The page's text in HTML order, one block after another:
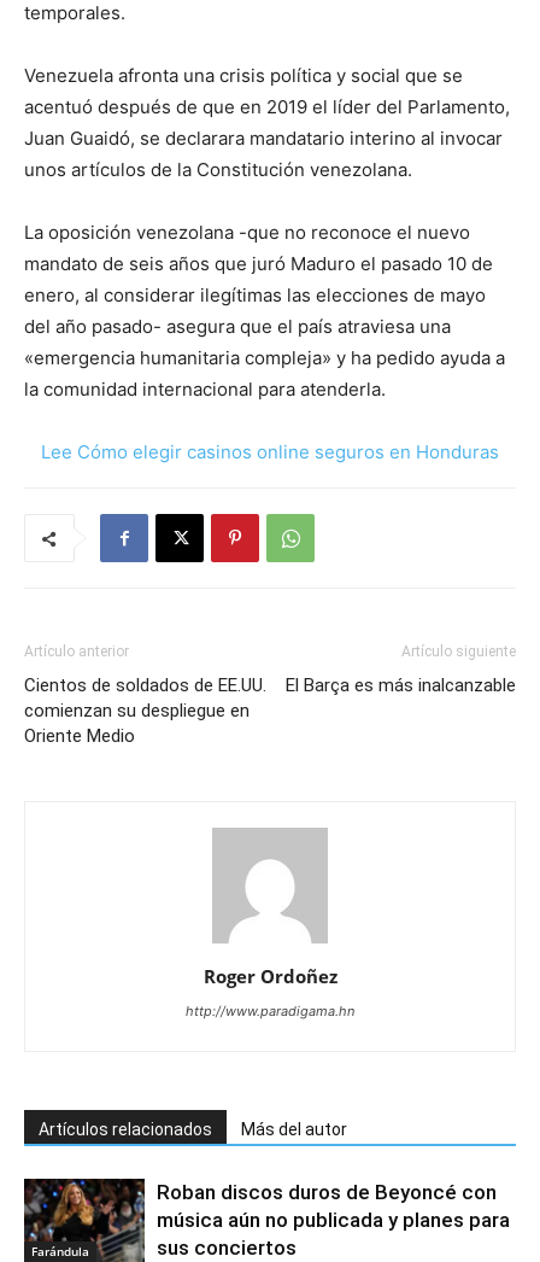
temporales.
Venezuela afronta una crisis política y social que se
acentuó después de que en 2019 el líder del Parlamento,
Juan Guaidó, se declarara mandatario interino al invocar
unos artículos de la Constitución venezolana.
La oposición venezolana -que no reconoce el nuevo
mandato de seis años que juró Maduro el pasado 10 de
enero, al considerar ilegítimas las elecciones de mayo
del año pasado- asegura que el país atraviesa una
«emergencia humanitaria compleja» y ha pedido ayuda a
la comunidad internacional para atenderla.
Lee Cómo elegir casinos online seguros en Honduras
Artículo anterior
Cientos de soldados de EE.UU.
comienzan su despliegue en
Oriente Medio
Artículo siguiente
El Barça es más inalcanzable
Roger Ordoñez
http://www.paradigama.hn
Artículos relacionados Más del autor
Farándula
Roban discos duros de Beyoncé con
música aún no publicada y planes para
sus conciertos